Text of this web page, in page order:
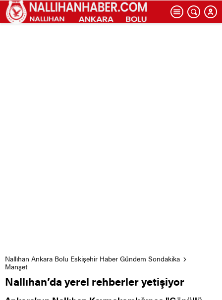
Nallıhan Ankara Bolu Eskişehir Haber Gündem Sondakika
Manşet
Nallıhan’da yerel rehberler yetişiyor